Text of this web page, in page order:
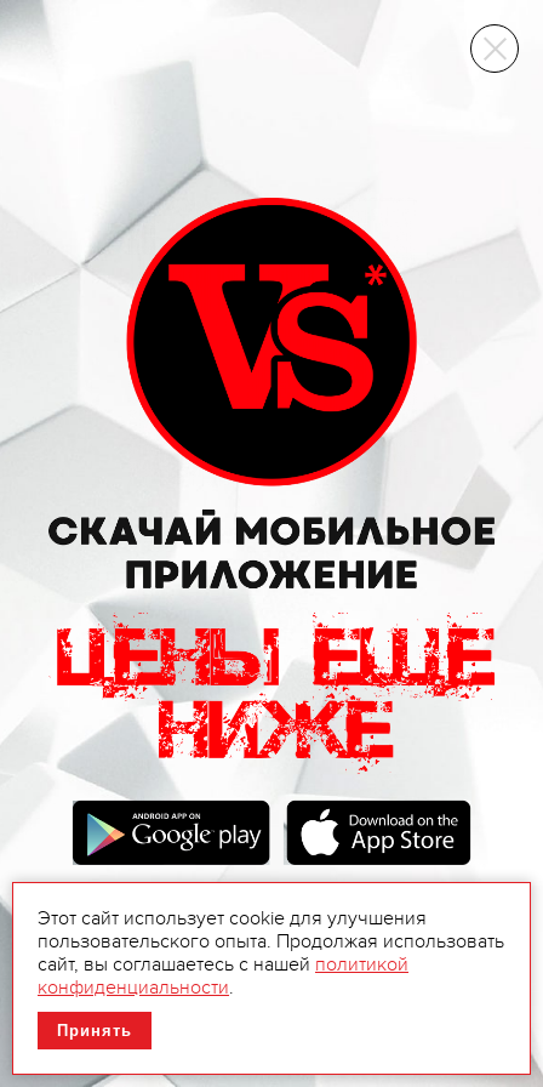
ВИННЫЙ СКЛАД
Этот сайт использует cookie для улучшения
пользовательского опыта. Продолжая использовать
сайт, вы соглашаетесь с нашей политикой
конфиденциальности.
Принять